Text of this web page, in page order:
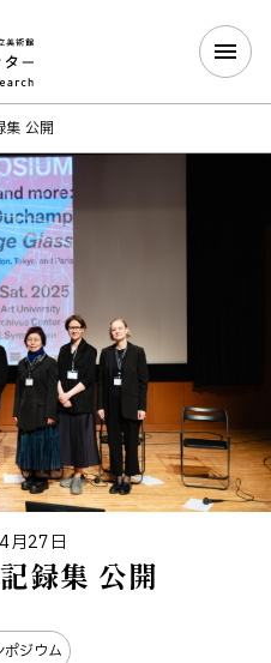
集 公開
月27日
記録集 公開
ポジウム